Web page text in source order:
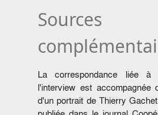
Sources
La correspondance liée à
l'interview est accompagnée
d'un portrait de Thierry